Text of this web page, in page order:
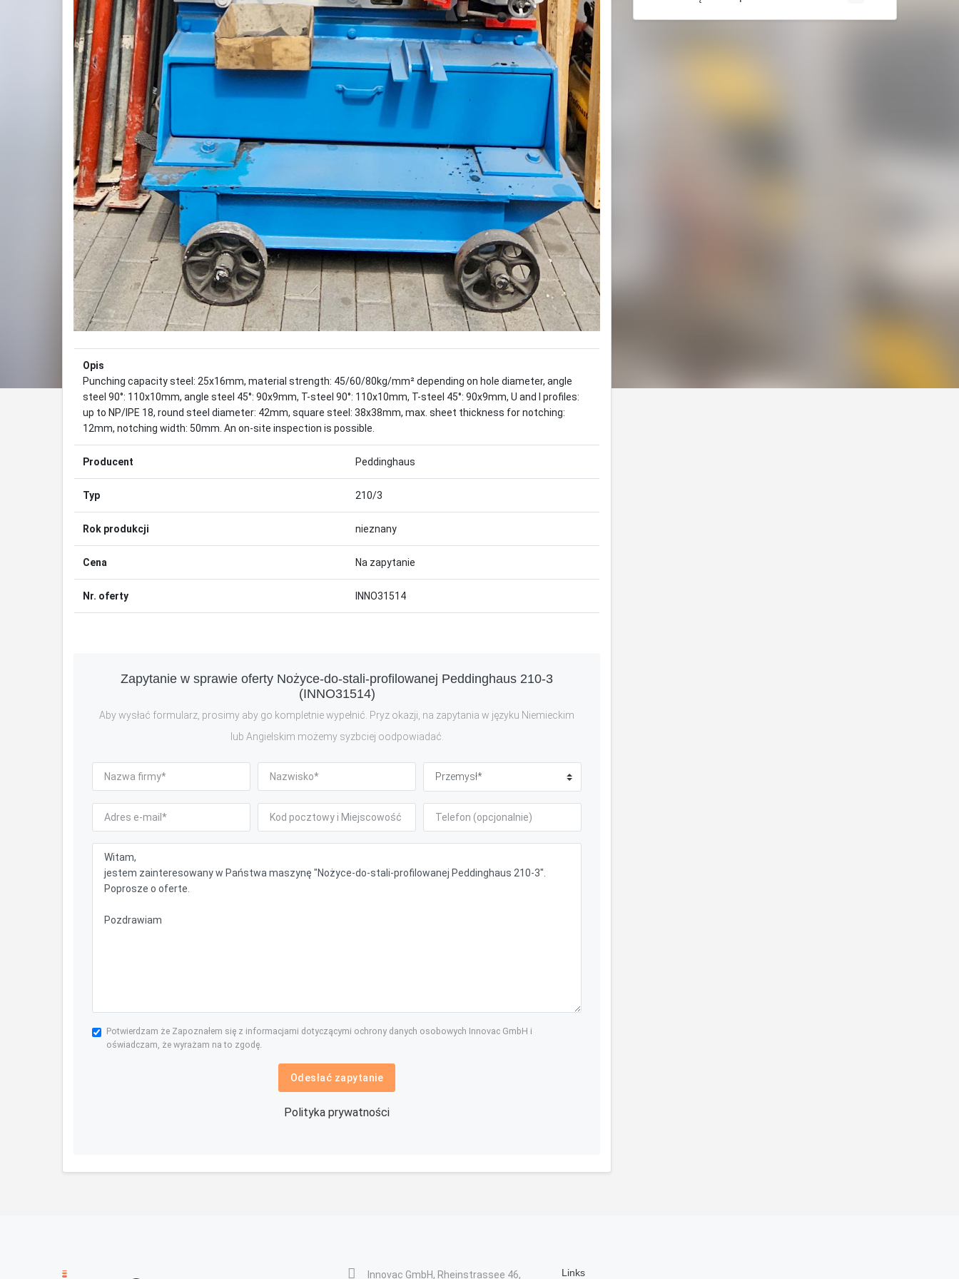
Opis
Punching capacity steel: 25x16mm, material strength: 45/60/80kg/mm² depending on hole diameter, angle
steel 90°: 110x10mm, angle steel 45°: 90x9mm, T-steel 90°: 110x10mm, T-steel 45°: 90x9mm, U and I profiles:
up to NP/IPE 18, round steel diameter: 42mm, square steel: 38x38mm, max. sheet thickness for notching:
12mm, notching width: 50mm. An on-site inspection is possible.
Producent Peddinghaus
Typ 210/3
Rok produkcji nieznany
Cena Na zapytanie
Nr. oferty INNO31514
Zapytanie w sprawie oferty Nożyce-do-stali-profilowanej Peddinghaus 210-3
(INNO31514)
Aby wysłać formularz, prosimy aby go kompletnie wypełnić. Pryz okazji, na zapytania w języku Niemieckim
lub Angielskim możemy syzbciej oodpowiadać.
Potwierdzam że Zapoznałem się z informacjami dotyczącymi ochrony danych osobowych Innovac GmbH i
oświadczam, że wyrażam na to zgodę.
Odesłać zapytanie
Polityka prywatności
Innovac GmbH, Rheinstrassee 46, Links